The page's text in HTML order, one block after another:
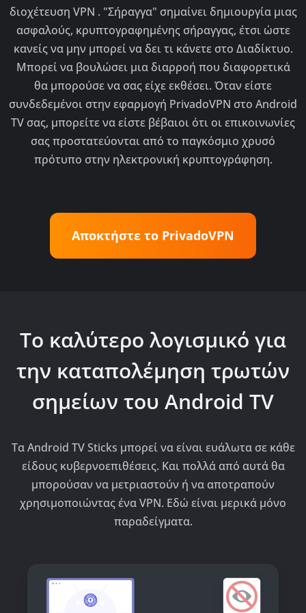
διοχέτευση VPN . "Σήραγγα" σημαίνει δημιουργία μιας
ασφαλούς, κρυπτογραφημένης σήραγγας, έτσι ώστε
κανείς να μην μπορεί να δει τι κάνετε στο Διαδίκτυο.
Μπορεί να βουλώσει μια διαρροή που διαφορετικά
θα μπορούσε να σας είχε εκθέσει. Όταν είστε
συνδεδεμένοι στην εφαρμογή PrivadoVPN στο Android
TV σας, μπορείτε να είστε βέβαιοι ότι οι επικοινωνίες
σας προστατεύονται από το παγκόσμιο χρυσό
πρότυπο στην ηλεκτρονική κρυπτογράφηση.
Αποκτήστε το PrivadoVPN
Το καλύτερο λογισμικό για
την καταπολέμηση τρωτών
σημείων του Android TV
Τα Android TV Sticks μπορεί να είναι ευάλωτα σε κάθε
είδους κυβερνοεπιθέσεις. Και πολλά από αυτά θα
μπορούσαν να μετριαστούν ή να αποτραπούν
χρησιμοποιώντας ένα VPN. Εδώ είναι μερικά μόνο
παραδείγματα.